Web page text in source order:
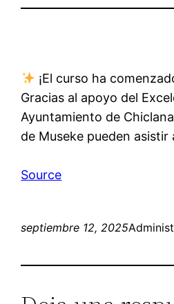
¡El curso ha
Gracias al apoyo del
Ayuntamiento de
de Museke pueden asistir
Source
septiembre 12, 2025